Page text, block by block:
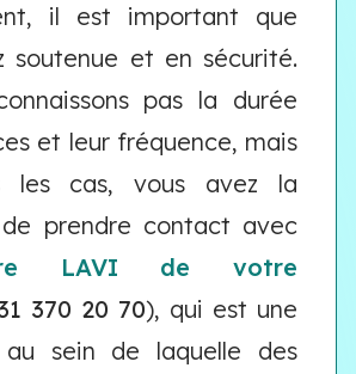
il est important que
soutenue et en sécurité.
pas la durée
et leur fréquence, mais
les cas, vous avez la
prendre contact avec
LAVI de votre
370 20 70), qui est une
sein de laquelle des